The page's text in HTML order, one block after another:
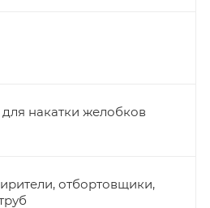
для накатки желобков
отбортовщики,